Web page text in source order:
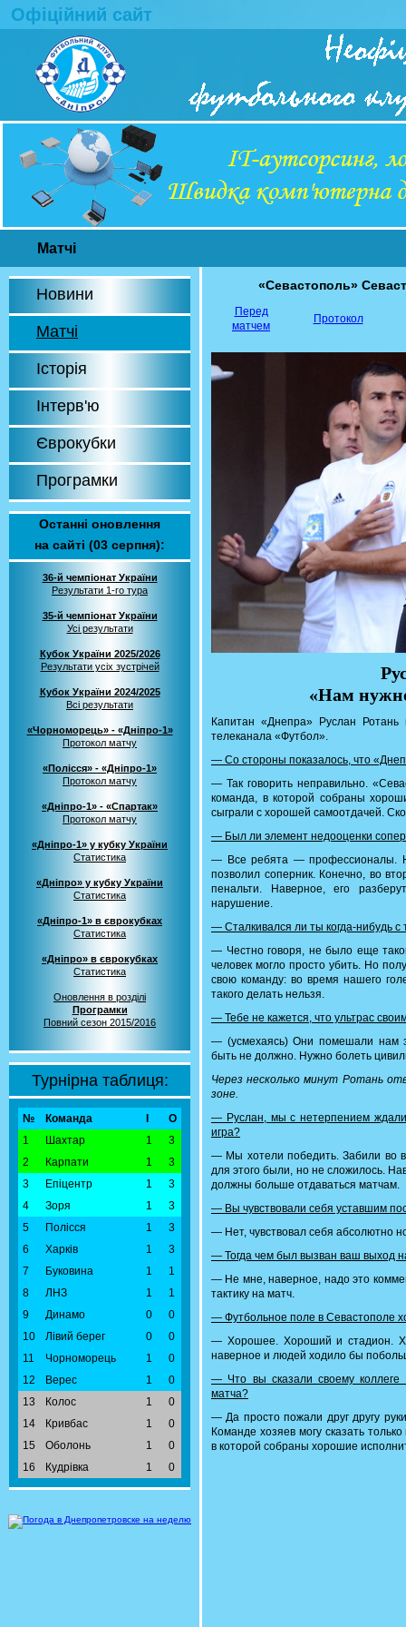
Офіційний сайт
Матчі
Новини
Матчі
Історія
Інтерв'ю
Єврокубки
Програмки
Останні оновлення
на сайті (03 серпня):
36-й чемпіонат України
Результати 1-го тура
35-й чемпіонат України
Усі результати
Кубок України 2025/2026
Результати усіх зустрічей
Кубок України 2024/2025
Всі результати
«Чорноморець» - «Дніпро-1»
Протокол матчу
«Полісся» - «Дніпро-1»
Протокол матчу
«Дніпро-1» - «Спартак»
Протокол матчу
«Дніпро-1» у кубку України
Статистика
«Дніпро» у кубку України
Статистика
«Дніпро-1» в єврокубках
Статистика
«Дніпро» в єврокубках
Статистика
Оновлення в розділі
Програмки
Повний сезон 2015/2016
Турнірна таблиця:
№ Команда
О
1
Шахтар 1
3
2
Карпати 1
3
3
Епіцентр 1
3
4
Зоря 1
3
5
Полісся 1
3
6
Харків 1
3
7
Буковина 1
1
8
ЛНЗ 1
1
9
Динамо 0
0
10
Лівий берег 0
0
11
Чорноморець 1
0
12
Верес 1
0
13
Колос 1
0
14
Кривбас 1
0
15
Оболонь 1
0
16
Кудрівка 1 0
«Севастополь»
Перед
матчем
Протокол
«Нам
Капитан «Днепра» Руслан
телеканала «Футбол».
— Со стороны показалось, что
— Так говорить неправильно.
команда, в которой собраны
сыграли с хорошей самоотдачей.
— Был ли элемент недооценки
— Все ребята — профессионалы.
позволил соперник. Конечно, во
пенальти. Наверное, его
нарушение.
— Сталкивался ли ты когда-нибудь с
— Честно говоря, не было еще
человек могло просто убить. Но
свою команду: во время нашего
такого делать нельзя.
— Тебе не кажется, что ультрас
— (усмехаясь) Они помешали нам
быть не должно. Нужно болеть
Через несколько минут Ротань
зоне.
— Руслан, мы с нетерпением
игра?
— Мы хотели победить. Забили во
для этого были, но не сложилось.
должны больше отдаваться матчам.
— Вы чувствовали себя уставшим
— Нет, чувствовал себя абсолютно
— Тогда чем был вызван ваш выход
— Не мне, наверное, надо это
тактику на матч.
— Футбольное поле в Севастополе
— Хорошее. Хороший и стадион.
наверное и людей ходило бы
— Что вы сказали своему коллеге
матча?
— Да просто пожали друг другу
Команде хозяев могу сказать
в которой собраны хорошие